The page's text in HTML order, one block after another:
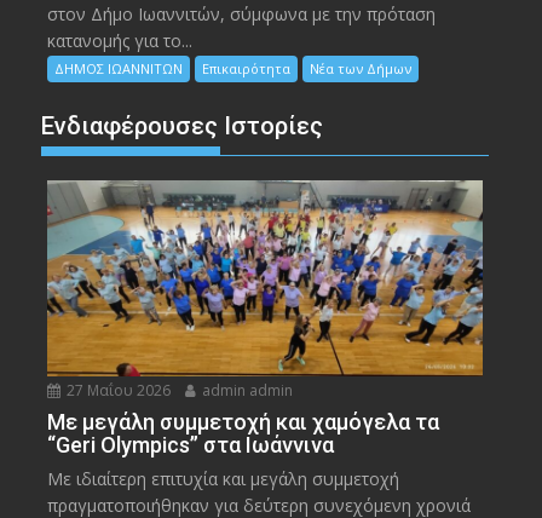
στον Δήμο Ιωαννιτών, σύμφωνα με την πρόταση
κατανομής για το...
ΔΗΜΟΣ ΙΩΑΝΝΙΤΩΝ Επικαιρότητα Νέα των Δήμων
Ενδιαφέρουσες Ιστορίες
27 Μαΐου 2026 admin admin
Με μεγάλη συμμετοχή και χαμόγελα τα
“Geri Olympics” στα Ιωάννινα
Με ιδιαίτερη επιτυχία και μεγάλη συμμετοχή
πραγματοποιήθηκαν για δεύτερη συνεχόμενη χρονιά